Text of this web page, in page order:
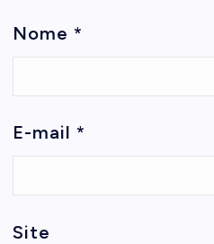
Nome *
E-mail *
Site